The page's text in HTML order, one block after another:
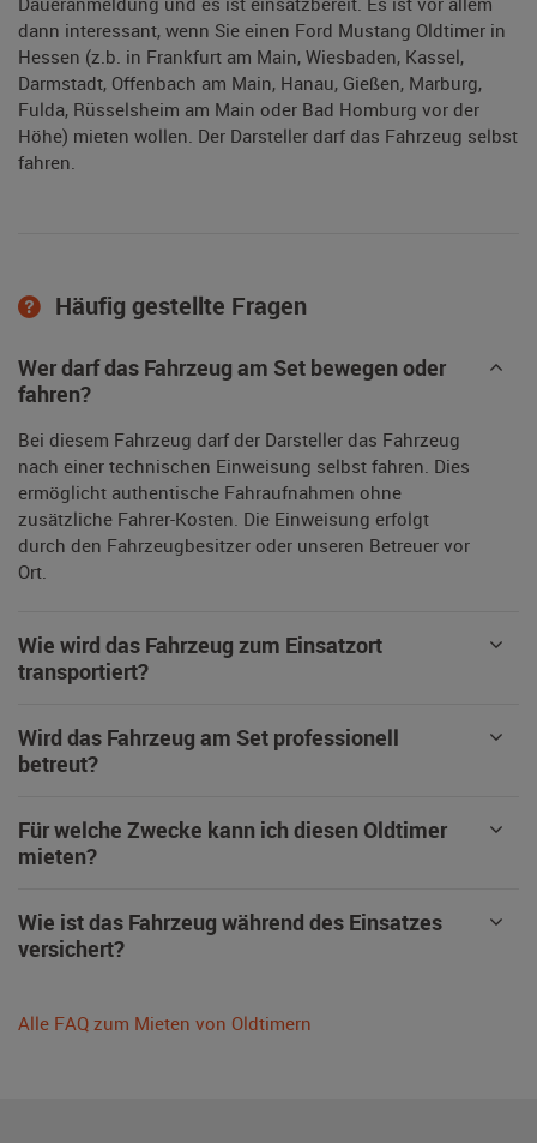
dann interessant, wenn Sie einen Ford Mustang Oldtimer in
Hessen (z.b. in Frankfurt am Main, Wiesbaden, Kassel,
Darmstadt, Offenbach am Main, Hanau, Gießen, Marburg,
Fulda, Rüsselsheim am Main oder Bad Homburg vor der
Höhe) mieten wollen. Der Darsteller darf das Fahrzeug selbst
fahren.
Häufig gestellte Fragen
Wer darf das Fahrzeug am Set bewegen oder
fahren?
Bei diesem Fahrzeug darf der Darsteller das Fahrzeug
nach einer technischen Einweisung selbst fahren. Dies
ermöglicht authentische Fahraufnahmen ohne
zusätzliche Fahrer-Kosten. Die Einweisung erfolgt
durch den Fahrzeugbesitzer oder unseren Betreuer vor
Ort.
Wie wird das Fahrzeug zum Einsatzort
transportiert?
Wird das Fahrzeug am Set professionell
betreut?
Für welche Zwecke kann ich diesen Oldtimer
mieten?
Wie ist das Fahrzeug während des Einsatzes
versichert?
Alle FAQ zum Mieten von Oldtimern